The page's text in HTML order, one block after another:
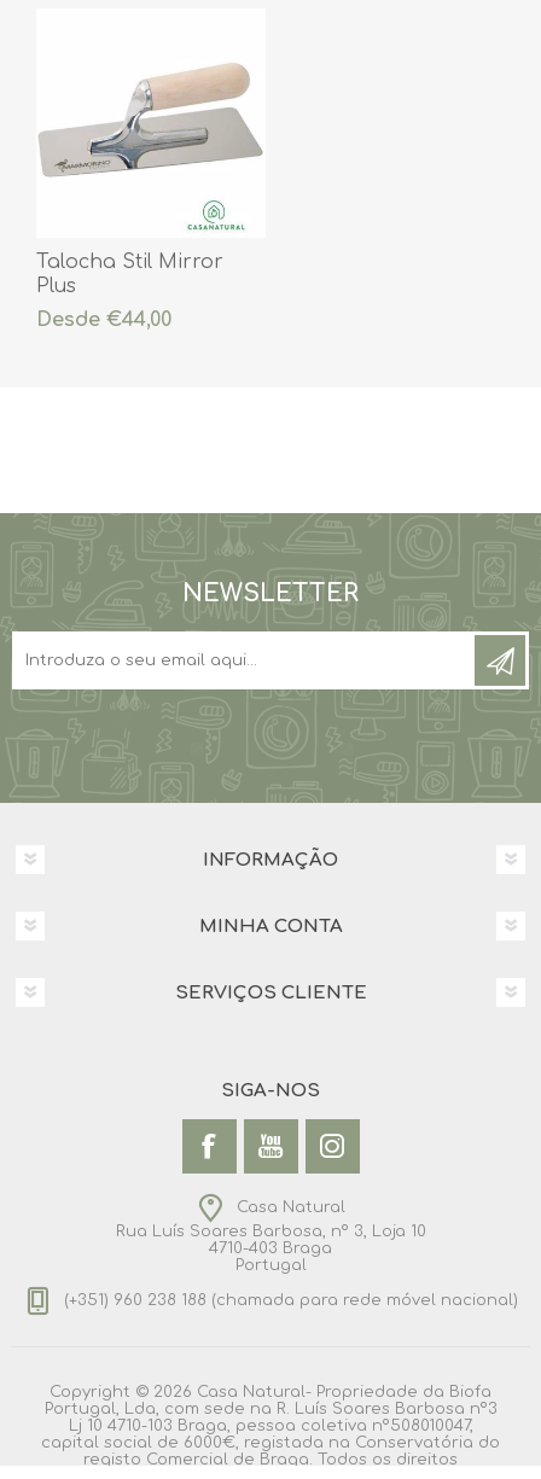
Talocha Stil Mirror
Plus
Desde €44,00
NEWSLETTER
INFORMAÇÃO
MINHA CONTA
SERVIÇOS CLIENTE
SIGA-NOS
Casa Natural
Rua Luís Soares Barbosa, nº 3, Loja 10
4710-403 Braga
Portugal
(+351) 960 238 188 (chamada para rede móvel nacional)
Copyright © 2026 Casa Natural- Propriedade da Biofa
Portugal, Lda, com sede na R. Luís Soares Barbosa nº3
Lj 10 4710-103 Braga, pessoa coletiva nº508010047,
capital social de 6000€, registada na Conservatória do
registo Comercial de Braga. Todos os direitos